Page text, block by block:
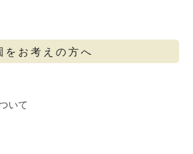
をお考えの方へ
いて